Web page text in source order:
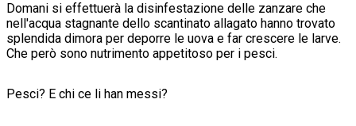
Domani si effettuerà la disinfestazione delle zanzare che
nell'acqua stagnante dello scantinato allagato hanno trovato
splendida dimora per deporre le uova e far crescere le larve.
Che però sono nutrimento appetitoso per i pesci.
Pesci? E chi ce li han messi?